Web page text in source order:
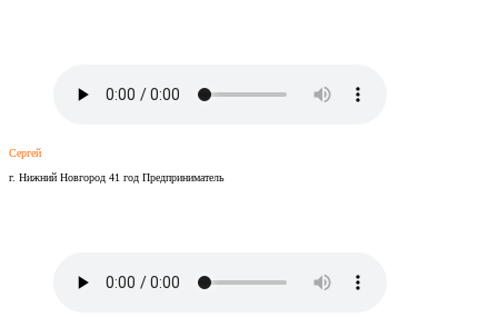
Сергей
г. Нижний Новгород 41 год Предприниматель